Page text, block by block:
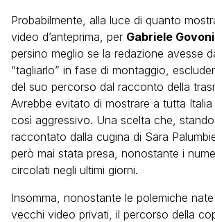
Probabilmente, alla luce di quanto
video d’anteprima, per Gabriele Govoni
persino meglio se la redazione avesse
“tagliarlo” in fase di montaggio,
del suo percorso dal racconto della
Avrebbe evitato di mostrare a tutta
così aggressivo. Una scelta che,
raccontato dalla cugina di Sara
però mai stata presa, nonostante i
circolati negli ultimi giorni.
Insomma, nonostante le polemiche
vecchi video privati, il percorso della